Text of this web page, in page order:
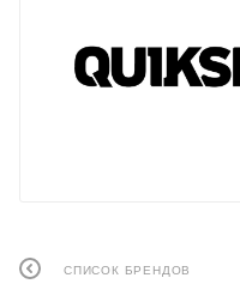
СПИСОК БРЕНДОВ